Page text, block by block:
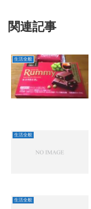
関連記事
生活全般
生活全般
生活全般